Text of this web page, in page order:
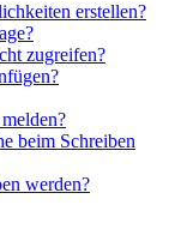
erstellen?
zugreifen?
beim Schreiben
werden?